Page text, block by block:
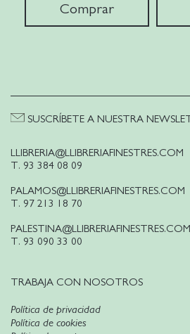
Comprar
LLIBRERIA@LLIBRERIAFINESTRES.COM
T. 93 384 08 09
PALAMOS@LLIBRERIAFINESTRES.COM
T. 97 213 18 70
PALESTINA@LLIBRERIAFINESTRES.COM
T. 93 090 33 00
TRABAJA CON NOSOTROS
SUSCRÍBETE A NUESTRA
Política de privacidad
Política de cookies